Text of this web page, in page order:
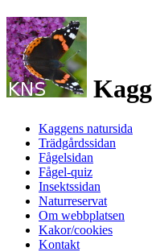
Kaggens natursida
Trädgårdssidan
Fågelsidan
Fågel-quiz
Insektssidan
Naturreservat
Om webbplatsen
Kakor/cookies
Kontakt